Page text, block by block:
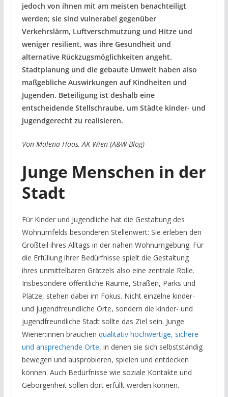
jedoch von ihnen mit am meisten benachteiligt
werden; sie sind vulnerabel gegenüber
Verkehrslärm, Luftverschmutzung und Hitze und
weniger resilient, was ihre Gesundheit und
alternative Rückzugsmöglichkeiten angeht.
Stadtplanung und die gebaute Umwelt haben also
maßgebliche Auswirkungen auf Kindheiten und
Jugenden. Beteiligung ist deshalb eine
entscheidende Stellschraube, um Städte kinder- und
jugendgerecht zu realisieren.
Von Malena Haas, AK Wien (A&W-Blog)
Junge Menschen in der
Stadt
Für Kinder und Jugendliche hat die Gestaltung des
Wohnumfelds besonderen Stellenwert: Sie erleben den
Großteil ihres Alltags in der nahen Wohnumgebung. Für
die Erfüllung ihrer Bedürfnisse spielt die Gestaltung
ihres unmittelbaren Grätzels also eine zentrale Rolle.
Insbesondere öffentliche Räume, Straßen, Parks und
Plätze, stehen dabei im Fokus. Nicht einzelne kinder-
und jugendfreundliche Orte, sondern die kinder- und
jugendfreundliche Stadt sollte das Ziel sein. Junge
Wiener:innen brauchen qualitativ hochwertige, sichere
und ansprechende Orte, in denen sie sich selbstständig
bewegen und ausprobieren, spielen und entdecken
können. Auch Bedürfnisse wie soziale Kontakte und
Geborgenheit sollen dort erfüllt werden können.